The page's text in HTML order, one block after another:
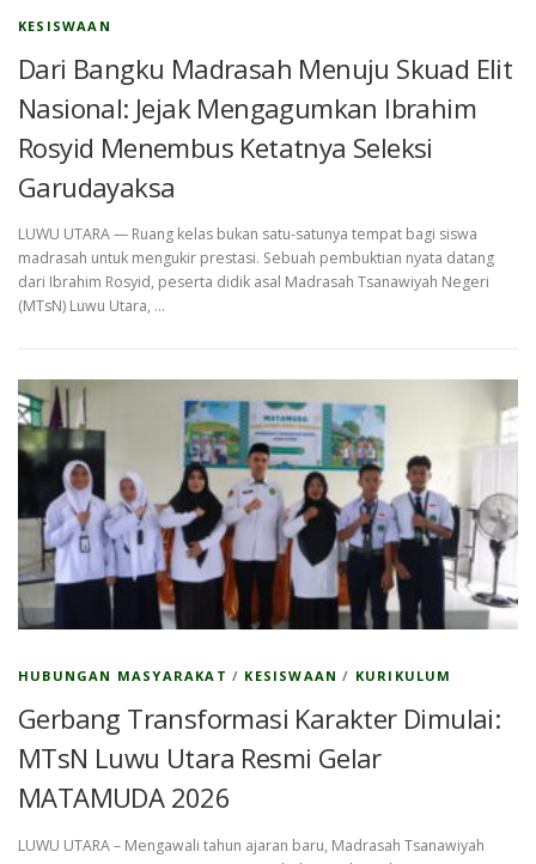
KESISWAAN
Dari Bangku Madrasah Menuju Skuad Elit
Nasional: Jejak Mengagumkan Ibrahim
Rosyid Menembus Ketatnya Seleksi
Garudayaksa
LUWU UTARA — Ruang kelas bukan satu-satunya tempat bagi siswa
madrasah untuk mengukir prestasi. Sebuah pembuktian nyata datang
dari Ibrahim Rosyid, peserta didik asal Madrasah Tsanawiyah Negeri
(MTsN) Luwu Utara, …
HUBUNGAN MASYARAKAT / KESISWAAN / KURIKULUM
Gerbang Transformasi Karakter Dimulai:
MTsN Luwu Utara Resmi Gelar
MATAMUDA 2026
LUWU UTARA – Mengawali tahun ajaran baru, Madrasah Tsanawiyah